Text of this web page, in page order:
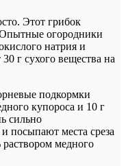
Этот грибок
огородники
натрия и
г сухого вещества на
подкормки
купороса и 10 г
сильно
посыпают места среза
медного